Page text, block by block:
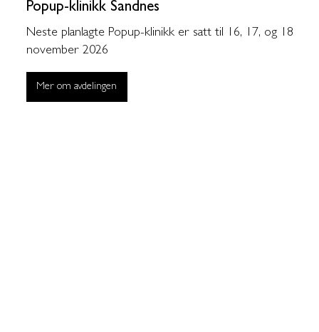
Popup-klinikk Sandnes
Neste planlagte Popup-klinikk er satt til 16, 17, og 18
november 2026
Mer om avdelingen